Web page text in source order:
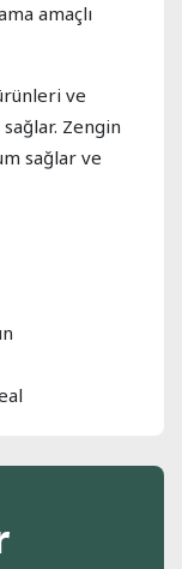
amaçlı
ve
Zengin
sağlar ve